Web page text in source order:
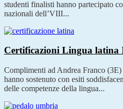
studenti finalisti hanno partecipato
nazionali dell’VIII...
Certificazioni Lingua latina
Complimenti ad Andrea Franco
hanno sostenuto con esiti
delle competenze della lingua...